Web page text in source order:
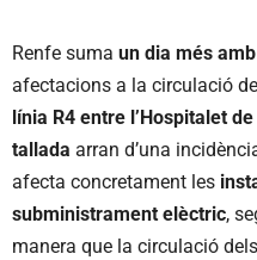
Renfe suma un dia més
afectacions a la circulació
línia R4 entre l’Hospitalet
tallada arran d’una
afecta concretament les
subministrament elèctric,
manera que la circulació